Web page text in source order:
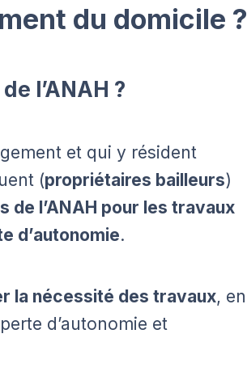
du domicile ?
l’ANAH ?
et qui y résident
(propriétaires bailleurs)
de l’ANAH pour les travaux
d’autonomie.
la nécessité des travaux, en
d’autonomie et